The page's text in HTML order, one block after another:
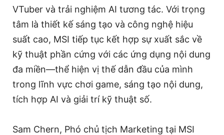
VTuber và trải nghiệm AI tương tác. Với trọng
tâm là thiết kế sáng tạo và công nghệ hiệu
suất cao, MSI tiếp tục kết hợp sự xuất sắc về
kỹ thuật phần cứng với các ứng dụng nội dung
đa miền—thể hiện vị thế dẫn đầu của mình
trong lĩnh vực chơi game, sáng tạo nội dung,
tích hợp AI và giải trí kỹ thuật số.
Sam Chern, Phó chủ tịch Marketing tại MSI